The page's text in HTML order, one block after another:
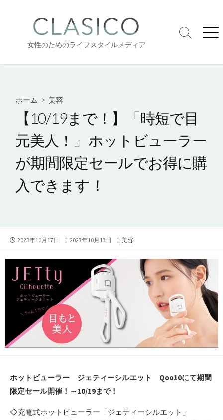
女性のためのライフスタイルメディア
検
り
メ
ー
ホーム > 美容
【10/19まで！】「時短で目
元美人！」ホットビューラー
が期間限定セールでお得に購
入できます！
公
日
2023年10月17日
最
更
2023年10月13日
カ
ゴ
美容
ホットビューラー ジェティーシルエット Qoo10にて期間
限定セール開催！～10/19まで！
◇充電式ホットビューラー「ジェティーシルエット」